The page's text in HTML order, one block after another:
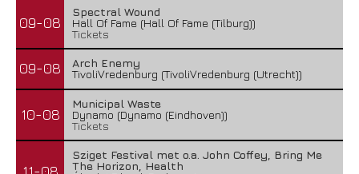
09-08
Spectral Wound
Hall Of Fame (Hall Of Fame (Tilburg))
Tickets
09-08
Arch Enemy
TivoliVredenburg (TivoliVredenburg (Utrecht))
10-08
Municipal Waste
Dynamo (Dynamo (Eindhoven))
Tickets
Sziget Festival met o.a. John Coffey, Bring Me
The Horizon, Health